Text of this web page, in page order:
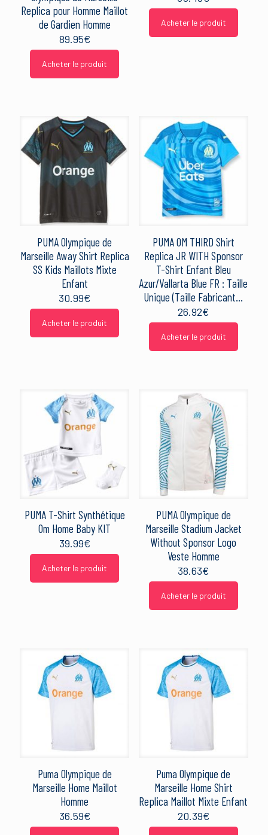
Replica pour Homme Maillot
de Gardien Homme
89.95€
Acheter le produit
Acheter le produit
PUMA Olympique de
Marseille Away Shirt Replica
SS Kids Maillots Mixte
Enfant
30.99€
Acheter le produit
PUMA OM THIRD Shirt
Replica JR WITH Sponsor
T-Shirt Enfant Bleu
Azur/Vallarta Blue FR : Taille
Unique (Taille Fabricant…
26.92€
Acheter le produit
PUMA T-Shirt Synthétique
Om Home Baby KIT
39.99€
Acheter le produit
PUMA Olympique de
Marseille Stadium Jacket
Without Sponsor Logo
Veste Homme
38.63€
Acheter le produit
Puma Olympique de
Marseille Home Maillot
Homme
36.59€
Puma Olympique de
Marseille Home Shirt
Replica Maillot Mixte Enfant
20.39€